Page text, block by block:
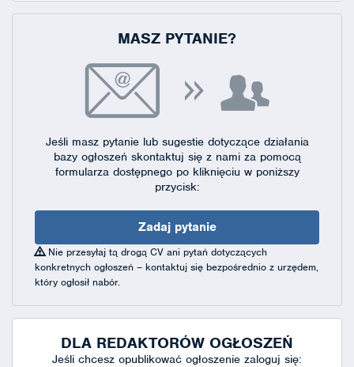
MASZ PYTANIE?
Jeśli masz pytanie lub sugestie dotyczące działania
bazy ogłoszeń skontaktuj się z nami za pomocą
formularza dostępnegopo kliknięciu w poniższy
przycisk:
Zadaj pytanie
Nie przesyłaj tą drogą CV ani pytań dotyczących
konkretnych ogłoszeń – kontaktuj się bezpośrednio z urzędem,
który ogłosił nabór.
DLA REDAKTORÓW OGŁOSZEŃ
Jeśli chcesz opublikować ogłoszenie zaloguj się: